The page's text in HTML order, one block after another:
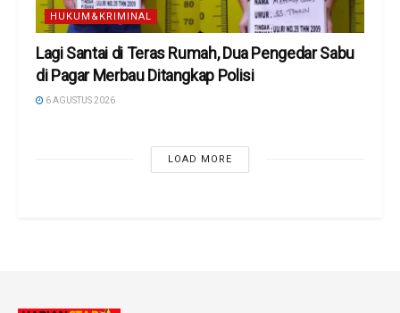
HUKUM&KRIMINAL
Lagi Santai di Teras Rumah, Dua Pengedar Sabu
di Pagar Merbau Ditangkap Polisi
6 AGUSTUS 2026
LOAD MORE